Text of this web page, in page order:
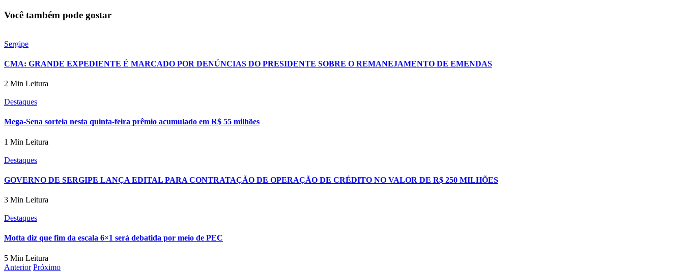
Você também pode gostar
Sergipe
CMA: GRANDE EXPEDIENTE É MARCADO POR DENÚNCIAS DO PRESIDENTE SOBRE O REMANEJAMENTO DE EMENDAS
2 Min Leitura
Destaques
Mega-Sena sorteia nesta quinta-feira prêmio acumulado em R$ 55 milhões
1 Min Leitura
Destaques
GOVERNO DE SERGIPE LANÇA EDITAL PARA CONTRATAÇÃO DE OPERAÇÃO DE CRÉDITO NO VALOR DE R$ 250 MILHÕES
3 Min Leitura
Destaques
Motta diz que fim da escala 6×1 será debatida por meio de PEC
5 Min Leitura
Anterior Próximo